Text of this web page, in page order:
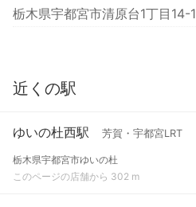
栃木県宇都宮市清原台1丁目14-1
近くの駅
ゆいの杜西駅 芳賀・宇都宮LRT
栃木県宇都宮市ゆいの杜
このページの店舗から 302 m